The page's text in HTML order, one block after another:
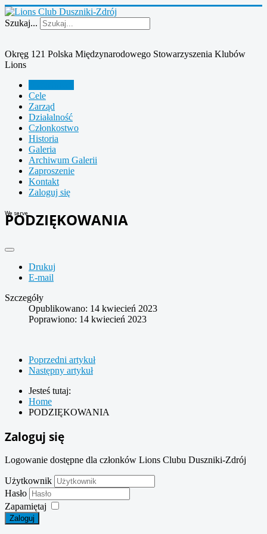
Szukaj...
Okręg 121 Polska Międzynarodowego Stowarzyszenia Klubów
Lions
Cele
Zarząd
Działalność
Członkostwo
Historia
Galeria
Archiwum Galerii
Zaproszenie
Kontakt
Zaloguj się
We serve
PODZIĘKOWANIA
Drukuj
E-mail
Szczegóły
Opublikowano: 14 kwiecień 2023
Poprawiono: 14 kwiecień 2023
Poprzedni artykuł
Następny artykuł
Jesteś tutaj:
Home
PODZIĘKOWANIA
Zaloguj się
Logowanie dostępne dla członków Lions Clubu Duszniki-Zdrój
Użytkownik
Hasło
Zapamiętaj
Zaloguj